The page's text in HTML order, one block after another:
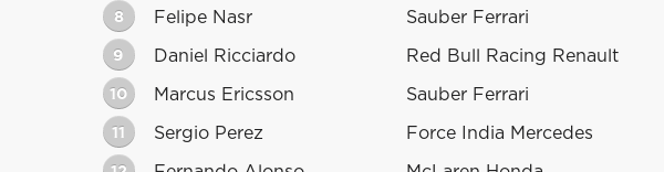
8 Felipe Nasr Sauber Ferrari
9 Daniel Ricciardo Red Bull Racing Renault
10 Marcus Ericsson Sauber Ferrari
11 Sergio Perez Force India Mercedes